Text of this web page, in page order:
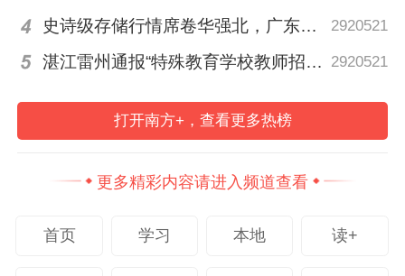
上，“深圳天气”还将根据用户需求接入“腾讯
出行服务”和“乘车码”两大高频小程序。届
民，可在刷码通勤的同一界面，实时掌握所
户同时在线量级将达到100万左右，形成一
众用户从“看天出行”到“知天而行”。
史诗级存储行情席卷华强北，广东如何穿越周期？ 2920521
湛江雷州通报“特殊教育学校教师招聘存在违规行为” 2920521
打开南方+，查看更多热榜
更多精彩内容请进入频道查看
首页 学习 本地 读+